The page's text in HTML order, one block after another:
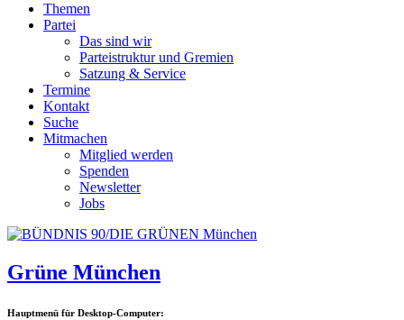
Themen
Partei
Das sind wir
Parteistruktur und Gremien
Satzung & Service
Termine
Kontakt
Suche
Mitmachen
Mitglied werden
Spenden
Newsletter
Jobs
Grüne München
Hauptmenü für Desktop-Computer: